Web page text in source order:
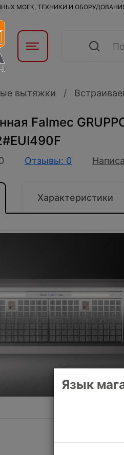
МОЕК, ТЕХНИКИ И
вытяжки
Falmec
Отзывы: 0
Характеристики
Язык